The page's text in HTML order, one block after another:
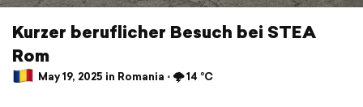
Kurzer beruflicher Besuch bei STEA
Rom
May 19, 2025 in Romania ⋅ 🌩️ 14 °C